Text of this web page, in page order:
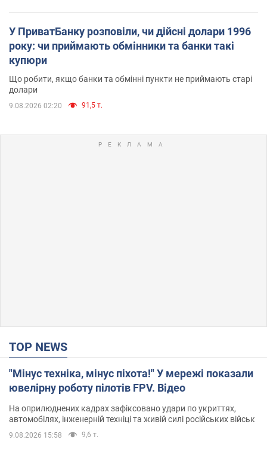
У ПриватБанку розповіли, чи дійсні долари 1996
року: чи приймають обмінники та банки такі
купюри
Що робити, якщо банки та обмінні пункти не приймають старі
долари
9.08.2026 02:20 91,5 т.
TOP NEWS
"Мінус техніка, мінус піхота!" У мережі показали
ювелірну роботу пілотів FPV. Відео
На оприлюднених кадрах зафіксовано удари по укриттях,
автомобілях, інженерній техніці та живій силі російських військ
9.08.2026 15:58 9,6 т.